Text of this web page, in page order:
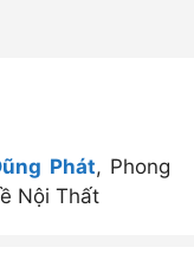
Phát, Phong
Nội Thất